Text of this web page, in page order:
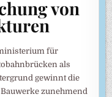
von
für
als
gewinnt die
zunehmend